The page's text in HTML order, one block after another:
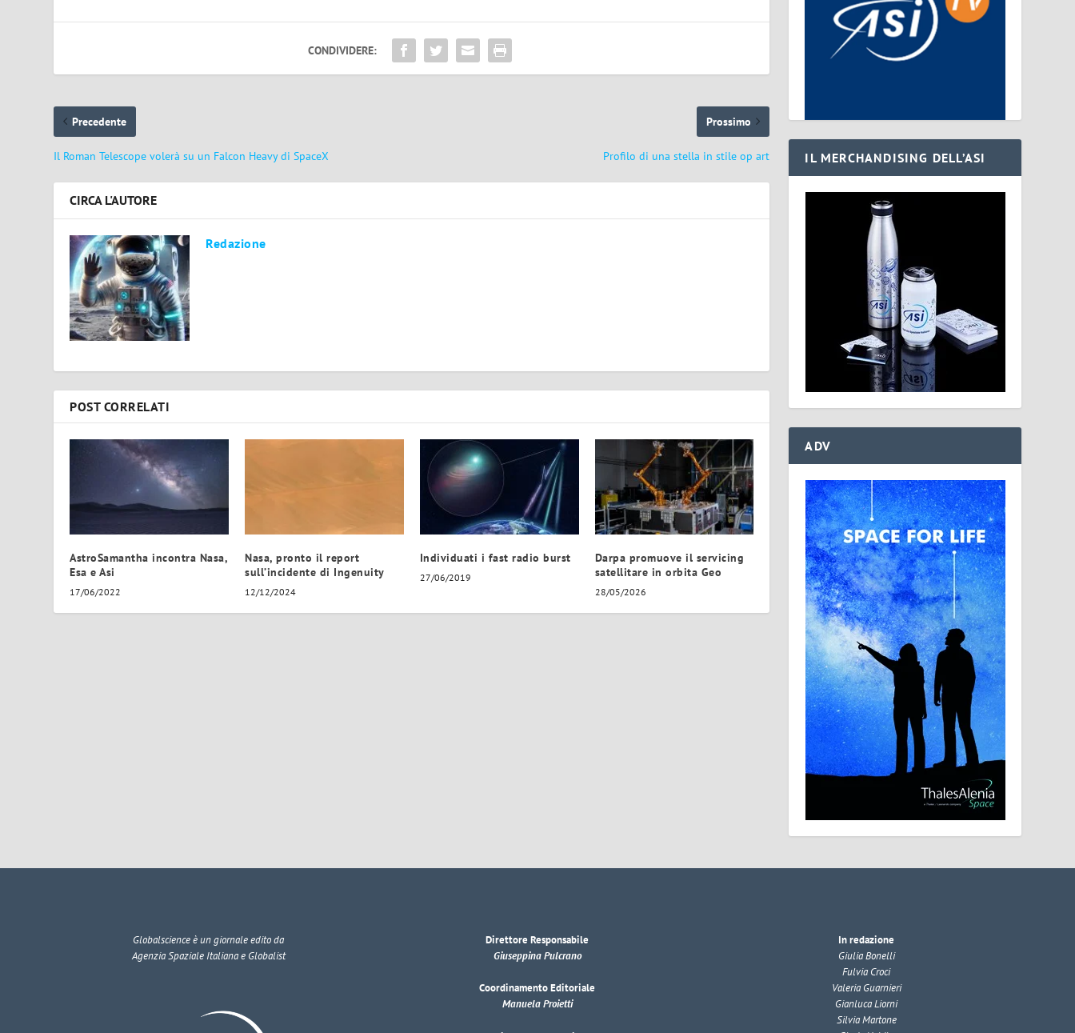
CONDIVIDERE:
Precedente
Il Roman Telescope volerà su un Falcon Heavy di SpaceX
Prossimo
Profilo di una stella in stile op art
CIRCA L'AUTORE
Redazione
POST CORRELATI
AstroSamantha incontra Nasa,
Esa e Asi
17/06/2022
Nasa, pronto il report
sull’incidente di Ingenuity
12/12/2024
Individuati i fast radio burst
27/06/2019
Darpa promuove il servicing
satellitare in orbita Geo
28/05/2026
IL MERCHANDISING DELL’ASI
ADV
Globalscienceè un giornale edito da
Agenzia Spaziale Italiana e Globalist
Direttore Responsabile
Giuseppina Pulcrano
Coordinamento Editoriale
Manuela Proietti
In redazione
Giulia Bonelli
Fulvia Croci
Valeria Guarnieri
Gianluca Liorni
Silvia Martone